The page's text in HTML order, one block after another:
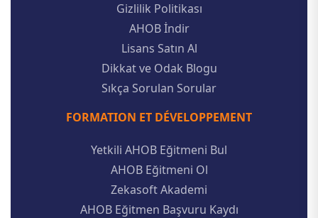
Gizlilik Politikası
AHOB İndir
Lisans Satın Al
Dikkat ve Odak Blogu
Sıkça Sorulan Sorular
FORMATION ET DÉVELOPPEMENT
Yetkili AHOB Eğitmeni Bul
AHOB Eğitmeni Ol
Zekasoft Akademi
AHOB Eğitmen Başvuru Kaydı